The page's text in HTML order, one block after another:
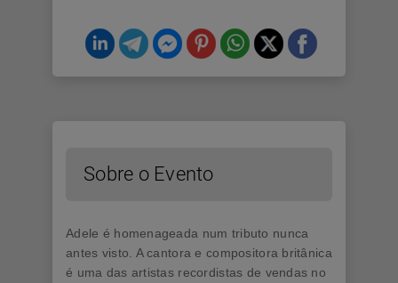
Sobre o Evento
Adele é homenageada num tributo nunca
antes visto. A cantora e compositora britânica
é uma das artistas recordistas de vendas no